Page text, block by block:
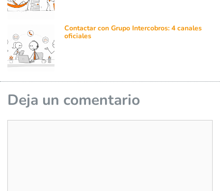
Contactar con Grupo Intercobros: 4 canales
oficiales
Deja un comentario